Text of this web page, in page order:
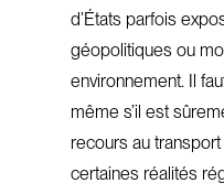
d’États parfois
géopolitiques ou
environnement. Il
même s’il est
recours au
certaines réalités